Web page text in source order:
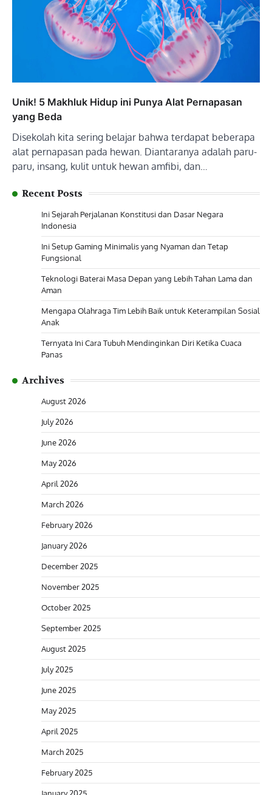
Unik! 5 Makhluk Hidup ini Punya Alat Pernapasan
yang Beda
Disekolah kita sering belajar bahwa terdapat beberapa
alat pernapasan pada hewan. Diantaranya adalah paru-
paru, insang, kulit untuk hewan amfibi, dan…
Recent Posts
Ini Sejarah Perjalanan Konstitusi dan Dasar Negara
Indonesia
Ini Setup Gaming Minimalis yang Nyaman dan Tetap
Fungsional
Teknologi Baterai Masa Depan yang Lebih Tahan Lama dan
Aman
Mengapa Olahraga Tim Lebih Baik untuk Keterampilan Sosial
Anak
Ternyata Ini Cara Tubuh Mendinginkan Diri Ketika Cuaca
Panas
Archives
August 2026
July 2026
June 2026
May 2026
April 2026
March 2026
February 2026
January 2026
December 2025
November 2025
October 2025
September 2025
August 2025
July 2025
June 2025
May 2025
April 2025
March 2025
February 2025
January 2025